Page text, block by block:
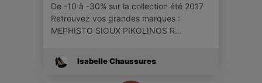
De -10 à -30% sur la collection été 2017
Retrouvez vos grandes marques :
MEPHISTO SIOUX PIKOLINOS R…
Isabelle Chaussures